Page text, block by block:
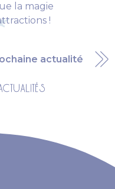
la magie
!
actualité